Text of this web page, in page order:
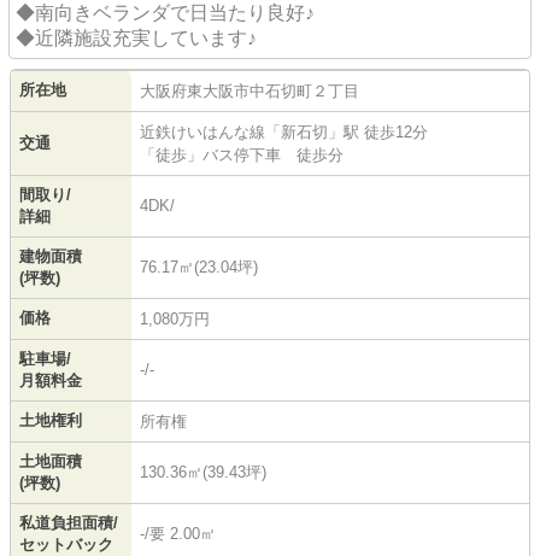
◆南向きベランダで日当たり良好♪
◆近隣施設充実しています♪
所在地 大阪府東大阪市中石切町 ２丁目
交通
近鉄けいはんな線 「 新石切 」駅 徒歩12分
「徒歩」バス停下車 徒歩分
間取り/
詳細
4DK/
建物面積
(坪数)
76.17㎡(23.04坪)
価格 1,080万円
駐車場/
月額料金
-/-
土地権利 所有権
土地面積
(坪数)
130.36㎡(39.43坪)
私道負担面積/
セットバック
-/要 2.00㎡